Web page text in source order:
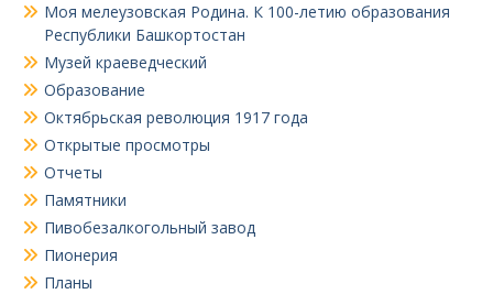
Моя мелеузовская Родина. К 100-летию образования
Республики Башкортостан
Музей краеведческий
Образование
Октябрьская революция 1917 года
Открытые просмотры
Отчеты
Памятники
Пивобезалкогольный завод
Пионерия
Планы